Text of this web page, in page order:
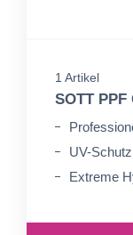
1 Artikel
SOTT
UV-
Extreme